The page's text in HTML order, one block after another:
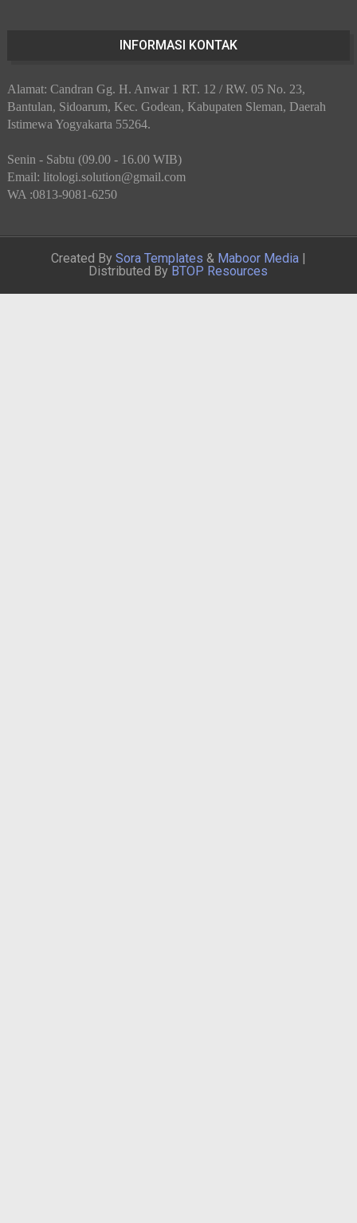
INFORMASI KONTAK
Alamat: Candran Gg. H. Anwar 1 RT. 12 / RW. 05 No. 23,
Bantulan, Sidoarum, Kec. Godean, Kabupaten Sleman, Daerah
Istimewa Yogyakarta 55264.
Senin - Sabtu (09.00 - 16.00 WIB)
Email: litologi.solution@gmail.com
WA :0813-9081-6250
Created By Sora Templates & Maboor Media|
Distributed By BTOP Resources